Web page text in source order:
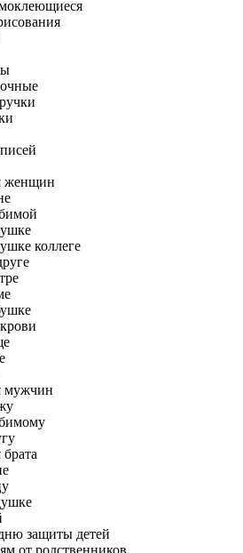
женщин
коллеге
мужчин
защиты детей
от родственников